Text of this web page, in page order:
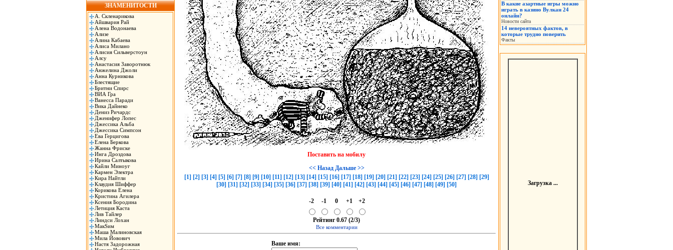
ЗНАМЕНИТОСТИ
А. Скленарикова
Айшвария Рай
Алена Водонаева
Ализе
Алина Кабаева
Алиса Милано
Алисия Сильверстоун
Алсу
Анастасия Заворотнюк
Анжелина Джоли
Анна Курникова
Блестящие
Бритни Спирс
ВИА Гра
Ванесса Паради
Вика Дайнеко
Дениз Ричардс
Дженифер Лопес
Джессика Альба
Джессика Симпсон
Ева Герцигова
Елена Беркова
Жанна Фриске
Инга Дроздова
Ирина Салтыкова
Кайли Миноуг
Кармен Электра
Кира Найтли
Клаудия Шиффер
Корикова Елена
Кристина Агилера
Ксения Бородина
Летиция Каста
Лив Тайлер
Линдси Лохан
МакSим
Маша Малиновская
Мила Йовович
Настя Задорожная
Поставить на мобилу
<< Назад Дальше >>
[1] [2] [3] [4] [5] [6] [7] [8] [9] [10] [11] [12] [13] [14] [15] [16] [17] [18] [19] [20] [21] [22] [23] [24] [25] [26] [27] [28] [29]
[30] [31] [32] [33] [34] [35] [36] [37] [38] [39] [40] [41] [42] [43] [44] [45] [46] [47] [48] [49] [50]
-2 -1 0 +1 +2
Рейтинг 0.67 (2/3)
Все комментарии
Ваше имя:
В какие азартные игры можно
играть в казино Вулкан 24
онлайн?
Новости сайта
14 невероятных фактов, в
которые трудно поверить
Факты
Загрузка ...